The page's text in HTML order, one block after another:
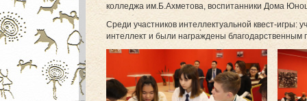
колледжа им.Б.Ахметова, воспитанники Дома
Среди участников интеллектуальной квест-
интеллект и были награждены благодарственным